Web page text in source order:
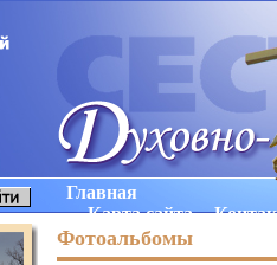
Главная
Карта сайта
Фотоальбомы